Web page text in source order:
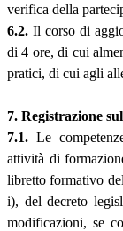
verifica della
6.2. Il corso di
di 4 ore, di cui
pratici, di cui agli
7. Registrazione
7.1. Le
attività di
libretto formativo
i), del decreto
modificazioni, se